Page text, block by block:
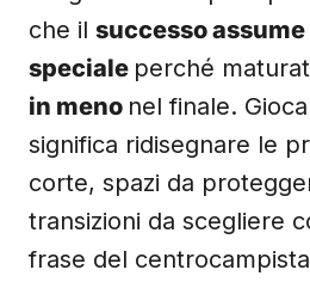
che il successo assume
speciale perché
in meno nel finale.
significa ridisegnare le
corte, spazi da
transizioni da scegliere
frase del